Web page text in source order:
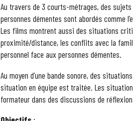
Au travers de 3 courts-métrages, des
personnes démentes sont abordés comme
Les films montrent aussi des situations
proximité/distance, les conflits avec la
personnel face aux personnes démentes.
Au moyen d’une bande sonore, des
situation en équipe est traitée. Les
formateur dans des discussions de